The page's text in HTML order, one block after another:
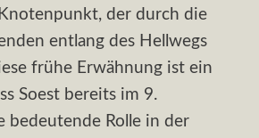
der durch die
entlang des Hellwegs
frühe Erwähnung ist ein
Soest bereits im 9.
bedeutende Rolle in der